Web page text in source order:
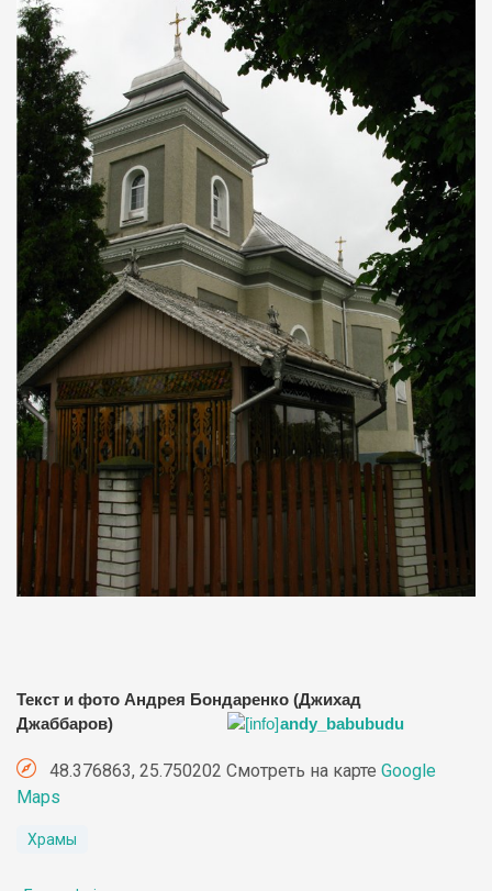
Текст и фото Андрея Бондаренко (Джихад
Джаббаров)
andy_babubudu
48.376863, 25.750202 Смотреть на карте Google
Maps
Храмы